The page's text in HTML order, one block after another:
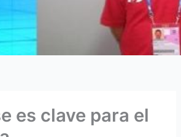
es clave para el